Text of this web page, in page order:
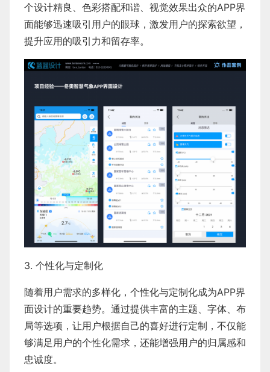
个设计精良、色彩搭配和谐、视觉效果出众的APP界
面能够迅速吸引用户的眼球，激发用户的探索欲望，
提升应用的吸引力和留存率。
3. 个性化与定制化
随着用户需求的多样化，个性化与定制化成为APP界
面设计的重要趋势。通过提供丰富的主题、字体、布
局等选项，让用户根据自己的喜好进行定制，不仅能
够满足用户的个性化需求，还能增强用户的归属感和
忠诚度。